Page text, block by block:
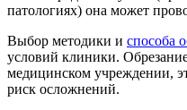
патологиях) она может
Выбор методики и способа
условий клиники.
медицинском учреждении,
риск осложнений.